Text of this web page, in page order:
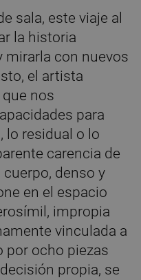
sala, este viaje al
la historia
mirarla con nuevos
el artista
nos
para
lo residual o lo
carencia de
denso y
en el espacio
impropia
vinculada a
por ocho piezas
propia, se